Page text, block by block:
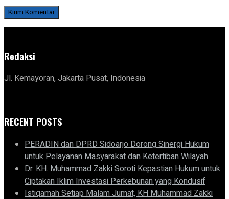
Redaksi
Jl. Kemayoran, Jakarta Pusat, Indonesia
RECENT POSTS
PERADIN dan DPRD Sidoarjo Dorong Sinergi Hukum
untuk Pelayanan Masyarakat dan Ketertiban Wilayah
Dr. KH. Muhammad Zakki Soroti Kepastian Hukum untuk
Ciptakan Iklim Investasi Perkebunan yang Kondusif
Istiqamah Setiap Malam Jumat, KH Muhammad Zakki